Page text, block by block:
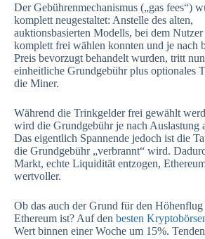
Der Gebührenmechanismus („gas fees“)
komplett neugestaltet: Anstelle des alten,
auktionsbasierten Modells, bei dem
komplett frei wählen konnten und je nach
Preis bevorzugt behandelt wurden, tritt
einheitliche Grundgebühr plus optionales
die Miner.
Während die Trinkgelder frei gewählt
wird die Grundgebühr je nach Auslastung
Das eigentlich Spannende jedoch ist die
die Grundgebühr „verbrannt“ wird.
Markt, echte Liquidität entzogen,
wertvoller.
Ob das auch der Grund für den Höhenflug
Ethereum ist? Auf den besten
Wert binnen einer Woche um 15%.